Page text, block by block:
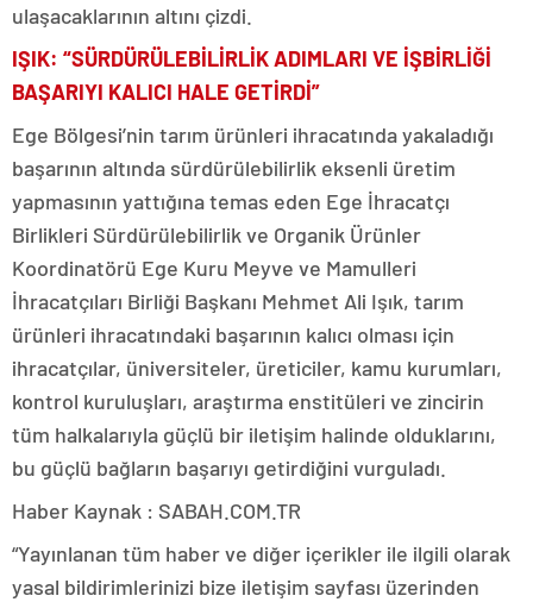
ulaşacaklarının altını çizdi.
IŞIK: “SÜRDÜRÜLEBİLİRLİK ADIMLARI VE İŞBİRLİĞİ
BAŞARIYI KALICI HALE GETİRDİ”
Ege Bölgesi’nin tarım ürünleri ihracatında yakaladığı
başarının altında sürdürülebilirlik eksenli üretim
yapmasının yattığına temas eden Ege İhracatçı
Birlikleri Sürdürülebilirlik ve Organik Ürünler
Koordinatörü Ege Kuru Meyve ve Mamulleri
İhracatçıları Birliği Başkanı Mehmet Ali Işık, tarım
ürünleri ihracatındaki başarının kalıcı olması için
ihracatçılar, üniversiteler, üreticiler, kamu kurumları,
kontrol kuruluşları, araştırma enstitüleri ve zincirin
tüm halkalarıyla güçlü bir iletişim halinde olduklarını,
bu güçlü bağların başarıyı getirdiğini vurguladı.
Haber Kaynak : SABAH.COM.TR
“Yayınlanan tüm haber ve diğer içerikler ile ilgili olarak
yasal bildirimlerinizi bize iletişim sayfası üzerinden